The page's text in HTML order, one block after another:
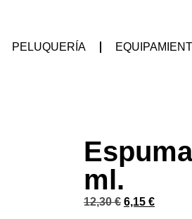
PELUQUERÍA
ml.
12,30€ 6,15 €